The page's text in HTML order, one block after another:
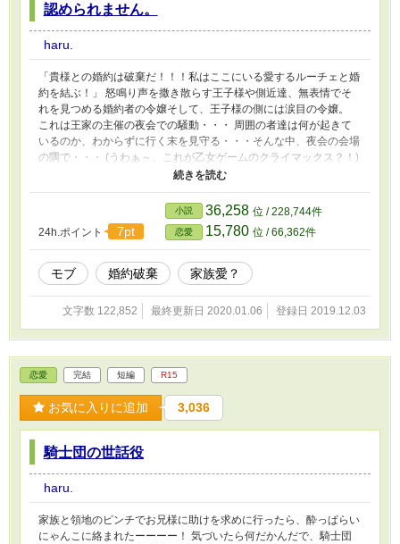
認められません。
haru.
「貴様との婚約は破棄だ！！！私はここにいる愛するルーチェと婚
約を結ぶ！」 怒鳴り声を撒き散らす王子様や側近達、無表情でそ
れを見つめる婚約者の令嬢そして、王子様の側には涙目の令嬢。
これは王家の主催の夜会での騒動・・・ 周囲の者達は何が起きて
いるのか、わからずに行く末を見守る・・・そんな中、夜会の会場
の隅で・・・ (うわぁ～、これが乙女ゲームのクライマックス？！)
と浮かれている令嬢がいた。 「違いますっ！！！！ 私には他に愛
する人がいます。王子様とは婚約は出来ません！」 今まで涙目で
王子様の隣で大人しくしていた令嬢が突然叫び声をあげて、王子様
から離れた。 会場にいた全員が、(今さら何を言ってるんだ、こい
つ・・・)と思っていたその時、 「殿下っ！！！ 今の言葉は誠でご
ざいますっ！ルーチェは私と婚姻いたします。どうかお許しくださ
い！」 会場にいた者達を掻き分けながら、やって来た男が叫び、
令嬢を抱き締めた！ (何か凄い展開になってきたな～)と眺めていた
ら・・・ (ん？・・・何か見覚えのある顔・・・あ、あれ？うそで
しょ・・・な、なんでそこにいるの？お父様ぁぁぁぁ。) これは乙
(・・・・・・えっ。自分の父親が娘と同い年の女の子を娶る
の？・・・え？え？ごめんなさい。悪いけど・・・本当申し訳ない
けど・・・認められるかぁぁぁぁ！) 本編・ー番外編ーヴィオレッ
ト＊隣国編＊共に完結致しました。
24h.ポイント 7pt
小説 36,258 位 / 228,744件
恋愛 15,780 位 / 66,362件
モブ 婚約破棄 家族愛？
文字数 122,852 最終更新日 2020.01.06 登録日 2019.12.03
恋愛 完結 短編 R15
お気に入りに追加 3,036
騎士団の世話役
haru.
家族と領地のピンチでお兄様に助けを求めに行ったら、酔っぱらい
にゃんこに絡まれたーーーー！ 気づいたら何だかんだで、騎士団